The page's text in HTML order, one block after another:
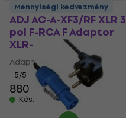
ADJ AC-A-XF3/RF XLR 3
pol F-RCA F Adaptor
XLR-RCA
Adaptor XLR-RCA
5/5
880 Ft900 Ft
Készleten
Mennyiségi kedvezmény